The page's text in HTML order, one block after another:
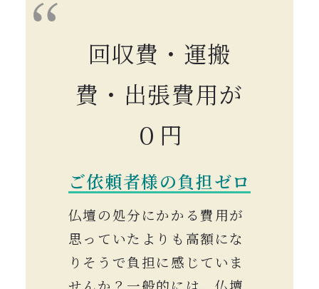
回収費・運搬
費・出張費用が
０円
ご依頼者様の負担ゼロ
仏壇の処分にかかる費用が
思っていたよりも高額にな
りそうで負担に感じていま